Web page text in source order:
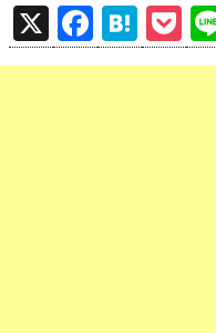
X
F
a
H
at
P
o